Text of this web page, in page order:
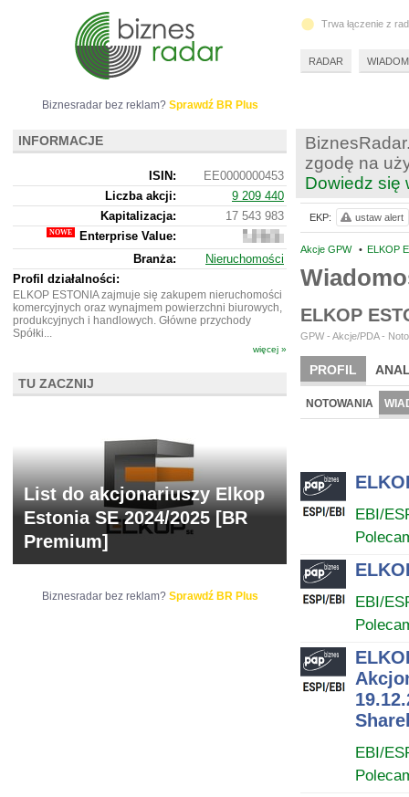
zgodę na
Dowiedz się
Akcje GPW • ELKOP
ELKOP
GPW - Akcje/PDA -
PROFIL
BR LAB
NOTOWANIA
EBI/
EBI/
EBI/
EKP: ustaw alert
Biznesradar bez reklam? Sprawdź BR Plus
INFORMACJE
ISIN:
EE0000000453
Liczba akcji:
9 209 440
Kapitalizacja:
17 543 983
Enterprise Value:
17
522
773
Branża:
Nieruchomości
Profil działalności:
ELKOP ESTONIA zajmuje się zakupem nieruchomości
komercyjnych oraz wynajmem powierzchni biurowych,
produkcyjnych i handlowych. Główne przychody
Spółki...
więcej »
TU ZACZNIJ
List do akcjonariuszy Elkop
Estonia SE 2024/2025 [BR
Premium]
Biznesradar bez reklam? Sprawdź BR Plus
Trwa łączenie z
RADAR